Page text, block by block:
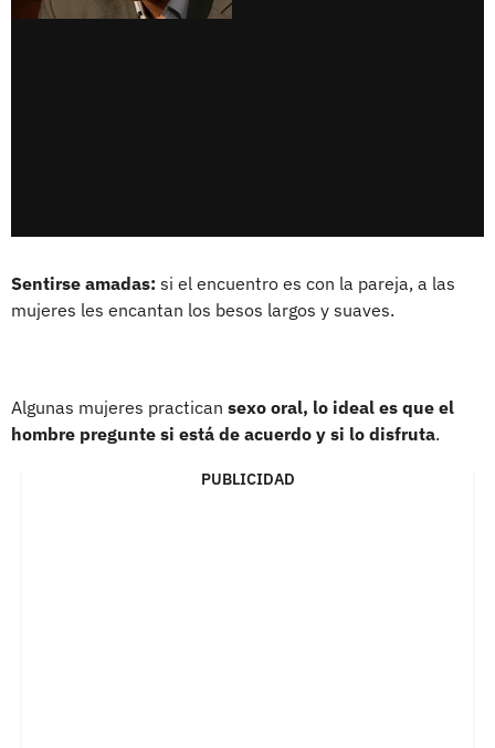
Sentirse amadas: si el encuentro es con la pareja, a las
mujeres les encantan los besos largos y suaves.
Algunas mujeres practican sexo oral, lo ideal es que el
hombre pregunte si está de acuerdo y si lo disfruta.
PUBLICIDAD